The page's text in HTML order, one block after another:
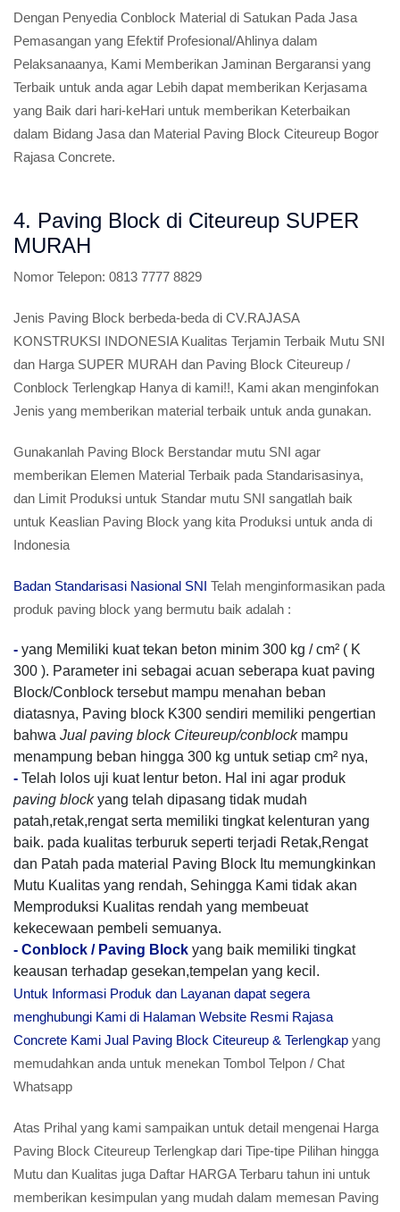
Dengan Penyedia Conblock Material di Satukan Pada Jasa
Pemasangan yang Efektif Profesional/Ahlinya dalam
Pelaksanaanya, Kami Memberikan Jaminan Bergaransi yang
Terbaik untuk anda agar Lebih dapat memberikan Kerjasama
yang Baik dari hari-keHari untuk memberikan Keterbaikan
dalam Bidang Jasa dan Material Paving Block Citeureup Bogor
Rajasa Concrete.
4. Paving Block di Citeureup SUPER
MURAH
Nomor Telepon: 0813 7777 8829
Jenis Paving Block berbeda-beda di CV.RAJASA
KONSTRUKSI INDONESIA Kualitas Terjamin Terbaik Mutu SNI
dan Harga SUPER MURAH dan Paving Block Citeureup /
Conblock Terlengkap Hanya di kami!!, Kami akan menginfokan
Jenis yang memberikan material terbaik untuk anda gunakan.
Gunakanlah Paving Block Berstandar mutu SNI agar
memberikan Elemen Material Terbaik pada Standarisasinya,
dan Limit Produksi untuk Standar mutu SNI sangatlah baik
untuk Keaslian Paving Block yang kita Produksi untuk anda di
Indonesia
Badan Standarisasi Nasional SNI Telah menginformasikan pada
produk paving block yang bermutu baik adalah :
- yang Memiliki kuat tekan beton minim 300 kg / cm² ( K
300 ). Parameter ini sebagai acuan seberapa kuat paving
Block/Conblock tersebut mampu menahan beban
diatasnya, Paving block K300 sendiri memiliki pengertian
bahwa Jual paving block Citeureup/conblockmampu
menampung beban hingga 300 kg untuk setiap cm² nya,
- Telah lolos uji kuat lentur beton. Hal ini agar produk
paving blockyang telah dipasang tidak mudah
patah,retak,rengat serta memiliki tingkat kelenturan yang
baik. pada kualitas terburuk seperti terjadi Retak,Rengat
dan Patah pada material Paving Block Itu memungkinkan
Mutu Kualitas yang rendah, Sehingga Kami tidak akan
Memproduksi Kualitas rendah yang membeuat
kekecewaan pembeli semuanya.
- Conblock / Paving Block yang baik memiliki tingkat
keausan terhadap gesekan,tempelan yang kecil.
Untuk Informasi Produk dan Layanan dapat segera
menghubungi Kami di Halaman Website Resmi Rajasa
Concrete Kami Jual Paving Block Citeureup & Terlengkap yang
memudahkan anda untuk menekan Tombol Telpon / Chat
Whatsapp
Atas Prihal yang kami sampaikan untuk detail mengenai Harga
Paving Block Citeureup Terlengkap dari Tipe-tipe Pilihan hingga
Mutu dan Kualitas juga Daftar HARGA Terbaru tahun ini untuk
memberikan kesimpulan yang mudah dalam memesan Paving